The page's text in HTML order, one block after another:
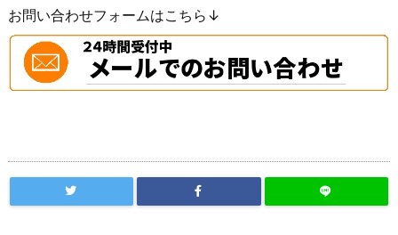
お問い合わせフォームはこちら↓